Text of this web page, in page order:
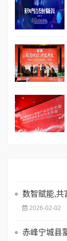
数智赋能,共
2026-02-02
赤峰宁城县